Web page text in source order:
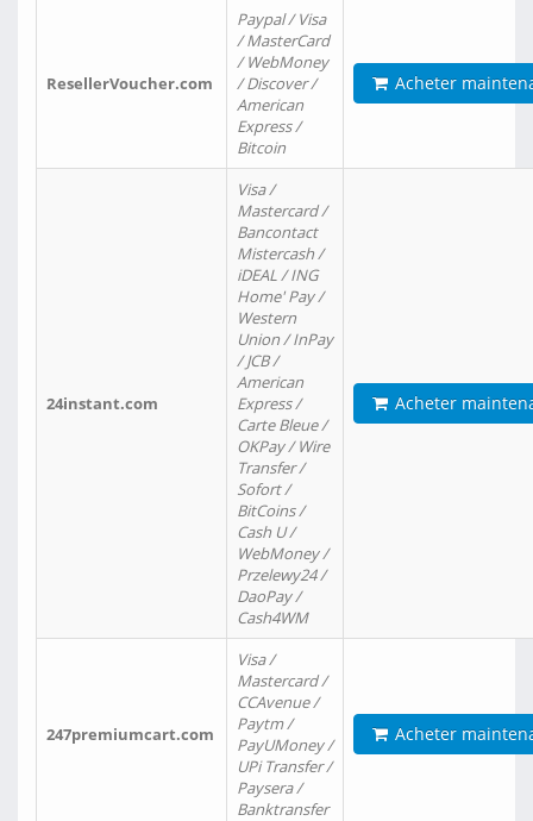
ResellerVoucher.com
Paypal / Visa
/ MasterCard
/ WebMoney
/ Discover /
American
Express /
Bitcoin
Acheter
24instant.com
Visa /
Mastercard /
Bancontact
Mistercash /
iDEAL / ING
Home' Pay /
Western
Union / InPay
/ JCB /
American
Express /
Carte Bleue /
OKPay / Wire
Transfer /
Sofort /
BitCoins /
Cash U /
WebMoney /
Przelewy24 /
DaoPay /
Cash4WM
Acheter
247premiumcart.com
Visa /
Mastercard /
CCAvenue /
Paytm /
PayUMoney /
UPi Transfer /
Paysera /
Banktransfer
Acheter